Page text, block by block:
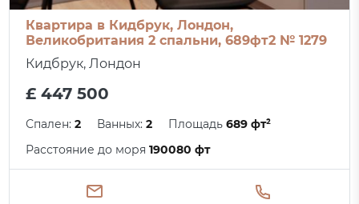
Квартира в Кидбрук, Лондон,
Великобритания 2 спальни, 689фт2 № 1279
Кидбрук, Лондон
£ 447 500
Спален:2 Ванных:2 Площадь689 фт²
Расстояние до моря190080 фт